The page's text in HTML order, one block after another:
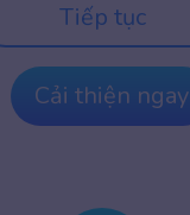
Tiếp tục
Cải thiện ngay